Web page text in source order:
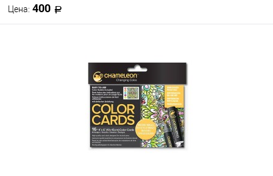
Цена: 400